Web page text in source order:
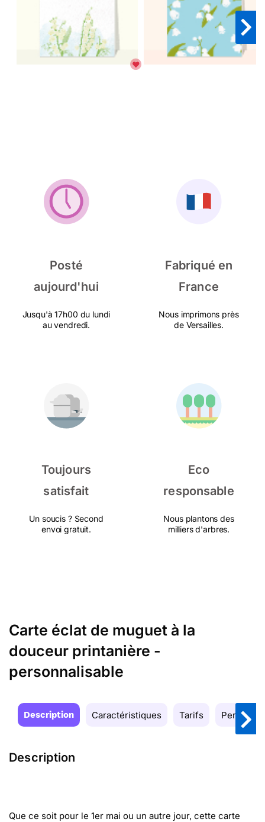
Posté
aujourd'hui
Jusqu'à 17h00 du lundi
au vendredi.
Fabriqué en
France
Nous imprimons près
de Versailles.
Toujours
satisfait
Un soucis ? Second
envoi gratuit.
Eco
responsable
Nous plantons des
milliers d'arbres.
Carte éclat de muguet à la
douceur printanière -
personnalisable
Description Caractéristiques Tarifs
Description
Que ce soit pour le 1er mai ou un autre jour, cette carte